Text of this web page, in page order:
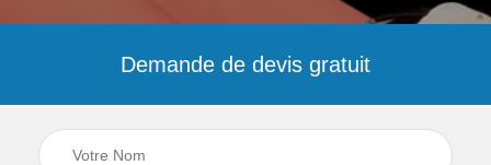
Demande de devis gratuit